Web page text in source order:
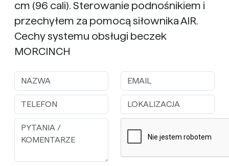
cm (96 cali). Sterowanie podnośnikiem i
przechyłem za pomocą siłownika AIR.
Cechy systemu obsługi beczek
MORCINCH